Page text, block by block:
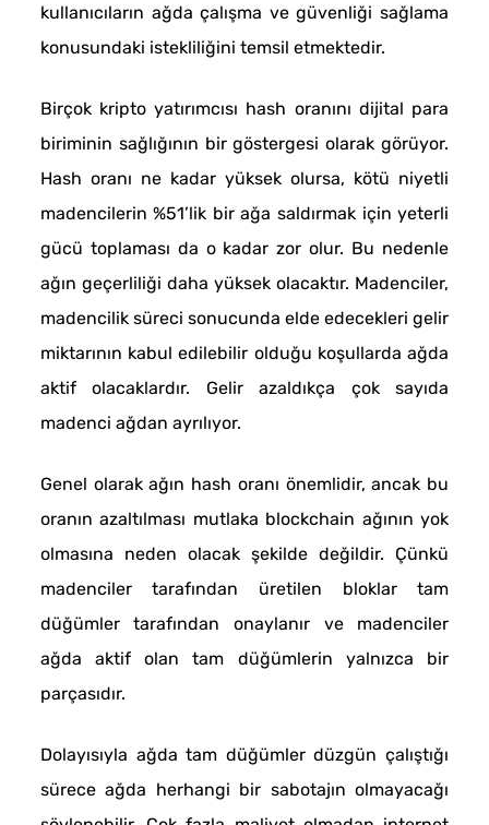
kullanıcıların ağda çalışma ve güvenliği sağlama
konusundaki istekliliğini temsil etmektedir.
Birçok kripto yatırımcısı hash oranını dijital para
biriminin sağlığının bir göstergesi olarak görüyor.
Hash oranı ne kadar yüksek olursa, kötü niyetli
madencilerin %51’lik bir ağa saldırmak için yeterli
gücü toplaması da o kadar zor olur. Bu nedenle
ağın geçerliliği daha yüksek olacaktır. Madenciler,
madencilik süreci sonucunda elde edecekleri gelir
miktarının kabul edilebilir olduğu koşullarda ağda
aktif olacaklardır. Gelir azaldıkça çok sayıda
madenci ağdan ayrılıyor.
Genel olarak ağın hash oranı önemlidir, ancak bu
oranın azaltılması mutlaka blockchain ağının yok
olmasına neden olacak şekilde değildir. Çünkü
madenciler tarafından üretilen bloklar tam
düğümler tarafından onaylanır ve madenciler
ağda aktif olan tam düğümlerin yalnızca bir
parçasıdır.
Dolayısıyla ağda tam düğümler düzgün çalıştığı
sürece ağda herhangi bir sabotajın olmayacağı